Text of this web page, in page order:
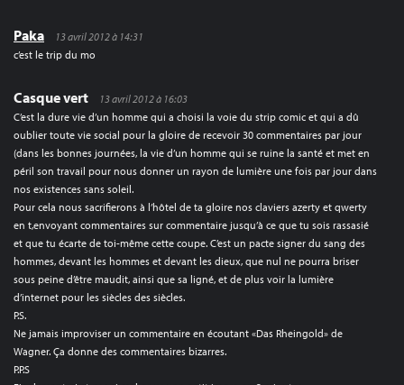
Paka
13 avril 2012 à 14:31
c’est le trip du mo
Casque vert
13 avril 2012 à 16:03
C’est la dure vie d’un homme qui a choisi la voie du strip comic et qui a dû
oublier toute vie social pour la gloire de recevoir 30 commentaires par jour
(dans les bonnes journées, la vie d’un homme qui se ruine la santé et met en
péril son travail pour nous donner un rayon de lumière une fois par jour dans
nos existences sans soleil.
Pour cela nous sacrifierons à l’hôtel de ta gloire nos claviers azerty et qwerty
en t,envoyant commentaires sur commentaire jusqu’à ce que tu sois rassasié
et que tu écarte de toi-même cette coupe. C’est un pacte signer du sang des
hommes, devant les hommes et devant les dieux, que nul ne pourra briser
sous peine d’être maudit, ainsi que sa ligné, et de plus voir la lumière
d’internet pour les siècles des siècles.
P.S.
Ne jamais improviser un commentaire en écoutant «Das Rheingold» de
Wagner. Ça donne des commentaires bizarres.
P.P.S